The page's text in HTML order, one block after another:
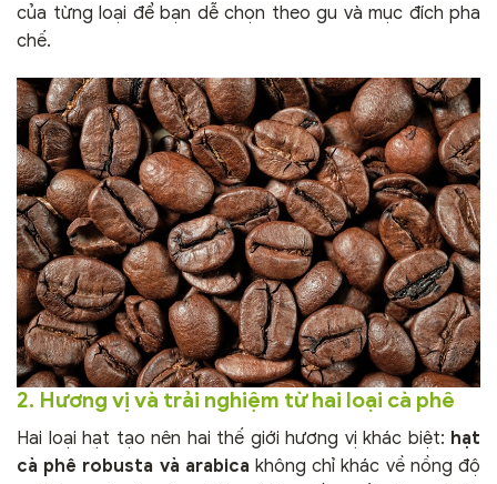
của từng loại để bạn dễ chọn theo gu và mục đích pha
chế.
2. Hương vị và trải nghiệm từ hai loại cà phê
Hai loại hạt tạo nên hai thế giới hương vị khác biệt: hạt
cà phê robusta và arabica không chỉ khác về nồng độ